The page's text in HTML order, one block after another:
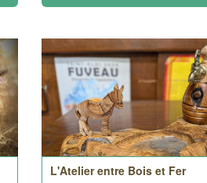
L'Atelier entre Bois et Fer